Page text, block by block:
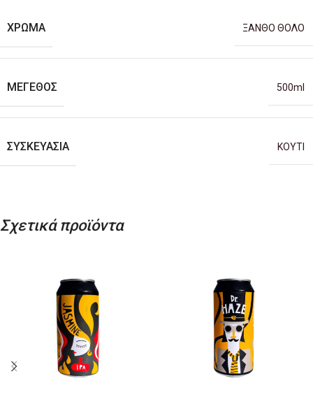
ΧΡΏΜΑ ΞΑΝΘΟ ΘΟΛΟ
ΜΈΓΕΘΟΣ 500ml
ΣΥΣΚΕΥΑΣΊΑ ΚΟΥΤΙ
Σχετικά προϊόντα